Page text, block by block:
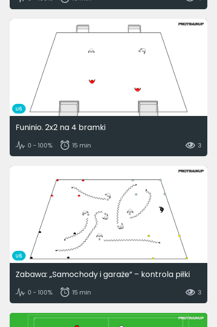
U6
Funinio. 2x2 na 4 bramki
0 - 100% 15 min 3
U6
Zabawa: „Samochody i garaże” – kontrola piłki
0 - 100% 15 min 3